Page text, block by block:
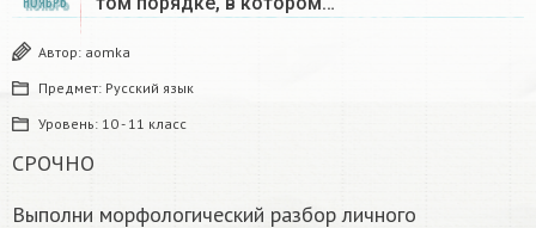
Автор: aomka
Предмет: Русский язык
Уровень: 10 - 11 класс
СРОЧНО
Выполни морфологический разбор личного